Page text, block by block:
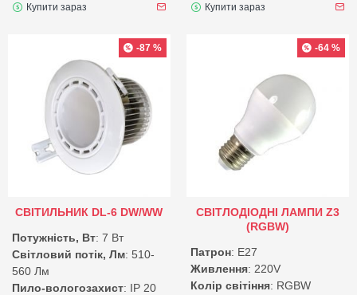
Купити зараз Купити зараз
-87 %
СВІТИЛЬНИК DL-6 DW/WW
Потужність, Вт: 7 Вт
Світловий потік, Лм: 510-
560 Лм
Пило-вологозахист: IP 20
-64 %
СВІТЛОДІОДНІ ЛАМПИ Z3
(RGBW)
Патрон: E27
Живлення: 220V
Колір світіння: RGBW